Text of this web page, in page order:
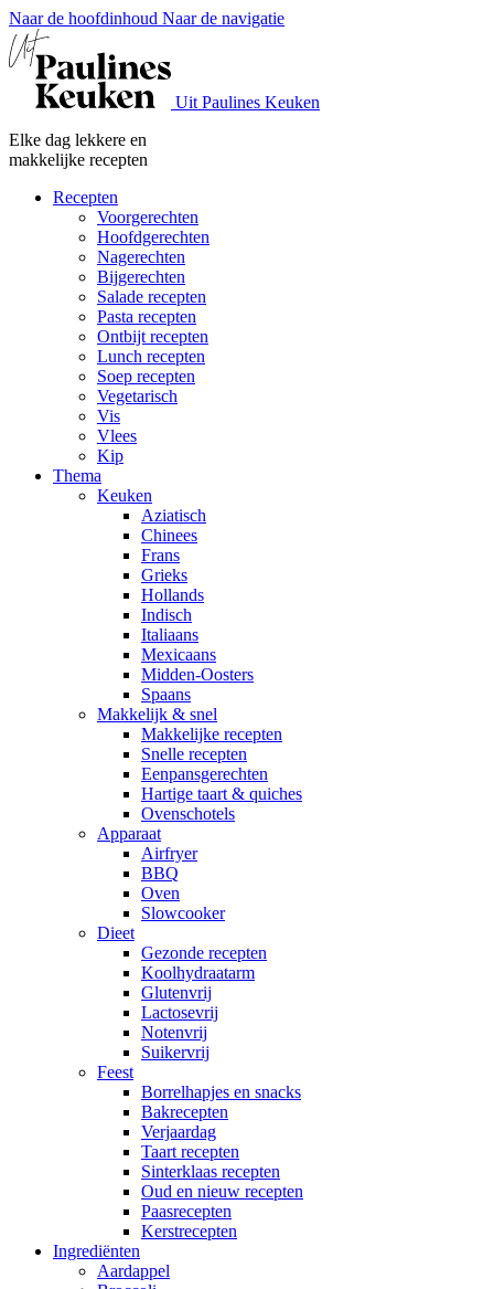
Naar de hoofdinhoud Naar de navigatie
Uit Paulines Keuken
Elke dag lekkere en
makkelijke recepten
Recepten
Voorgerechten
Hoofdgerechten
Nagerechten
Bijgerechten
Salade recepten
Pasta recepten
Ontbijt recepten
Lunch recepten
Soep recepten
Vegetarisch
Vis
Vlees
Kip
Thema
Keuken
Aziatisch
Chinees
Frans
Grieks
Hollands
Indisch
Italiaans
Mexicaans
Midden-Oosters
Spaans
Makkelijk & snel
Makkelijke recepten
Snelle recepten
Eenpansgerechten
Hartige taart & quiches
Ovenschotels
Apparaat
Airfryer
BBQ
Oven
Slowcooker
Dieet
Gezonde recepten
Koolhydraatarm
Glutenvrij
Lactosevrij
Notenvrij
Suikervrij
Feest
Borrelhapjes en snacks
Bakrecepten
Verjaardag
Taart recepten
Sinterklaas recepten
Oud en nieuw recepten
Paasrecepten
Kerstrecepten
Ingrediënten
Aardappel